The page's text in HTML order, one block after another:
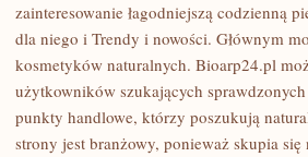
RECENZJE
PORÓWNANIA
zainteresowanie łagodniejszą codzienną
dla niego i Trendy i nowości. Głównym
kosmetyków naturalnych. Bioarp24.pl
użytkowników szukających
punkty handlowe, którzy poszukują
strony jest branżowy, ponieważ skupia